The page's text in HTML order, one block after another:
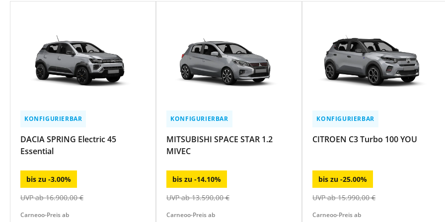
KONFIGURIERBAR
DACIA SPRING Electric 45
Essential
bis zu -3.00%
UVP ab16.900,00€
Carneoo-Preis ab
KONFIGURIERBAR
MITSUBISHI SPACE STAR 1.2
MIVEC
bis zu -14.10%
UVP ab13.590,00€
Carneoo-Preis ab
KONFIGURIERBAR
CITROEN C3 Turbo 100 YOU
bis zu -25.00%
UVP ab15.990,00€
Carneoo-Preis ab